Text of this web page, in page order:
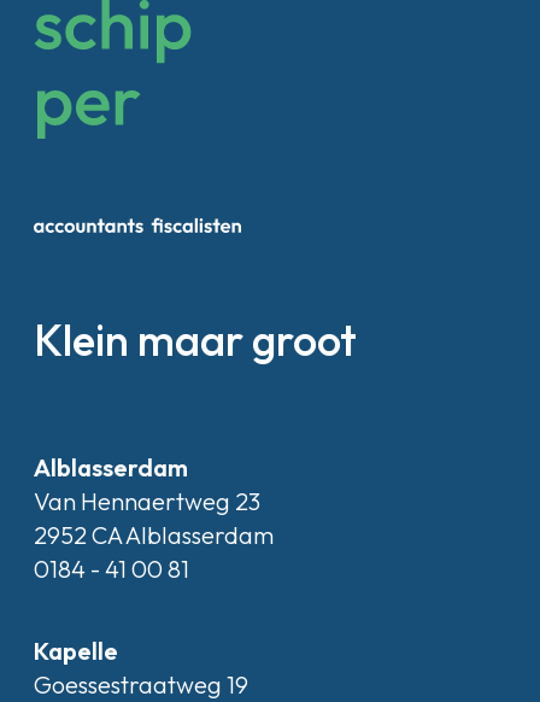
Klein maar groot
Alblasserdam
Van Hennaertweg 23
2952 CA Alblasserdam
0184 - 41 00 81
Kapelle
Goessestraatweg 19